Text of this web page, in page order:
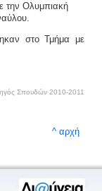
την Ολυμπιακή
στο Τμήμα με
Σπουδών 2010-2011
^ αρχή